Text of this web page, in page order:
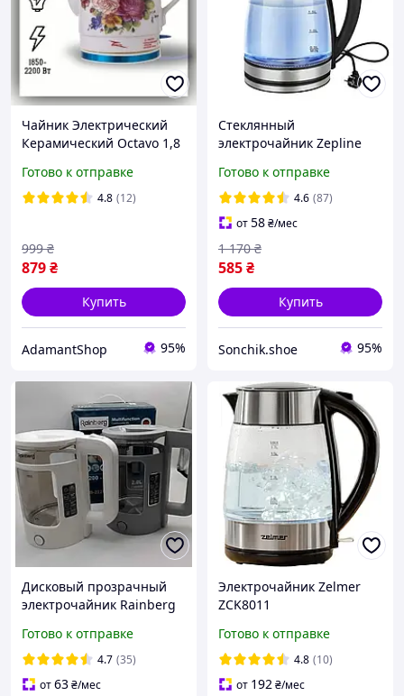
Чайник Электрический
Керамический Octavo 1,8
рисунком
Готово к отправке
4.8 (12)
879₴
999 ₴
Купить
AdamantShop 95%
Стеклянный
электрочайник Zepline
2 л с LED подсветкой
Чайник электрический
2200 Вт
Готово к отправке
4.6 (87)
от58₴/мес
585₴
1 170 ₴
Купить
Sonchik.shoe 95%
Дисковый прозрачный
электрочайник Rainberg
электрический чайник с
подсветкой 2200W
Готово к отправке
4.7 (35)
от63₴/мес
Электрочайник Zelmer
ZCK8011
Готово к отправке
4.8 (10)
от 192₴/мес